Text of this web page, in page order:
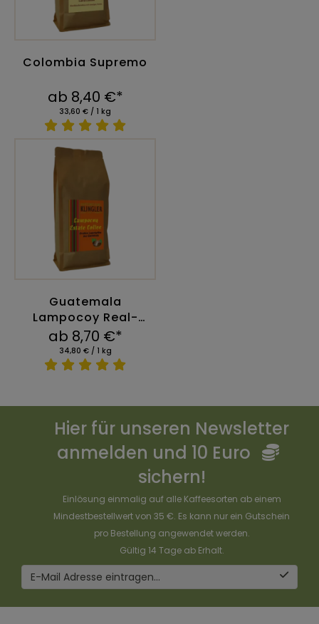
Colombia Supremo
ab 8,40 €*
33,60 € / 1 kg
Guatemala
Lampocoy Real-
Estate
ab 8,70 €*
34,80 € / 1 kg
Hier für unseren Newsletter
anmelden und 10 Euro
sichern!
Einlösung einmalig auf alle Kaffeesorten ab einem
Mindestbestellwert von 35 €. Es kann nur ein Gutschein
pro Bestellung angewendet werden.
Gültig 14 Tage ab Erhalt.
E-Mail Adresse eintragen...